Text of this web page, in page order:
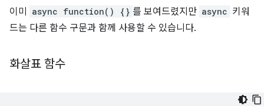
이미 async function() {} 를 보여드렸지만 async 키워
드는 다른 함수 구문과 함께 사용할 수 있습니다.
화살표 함수